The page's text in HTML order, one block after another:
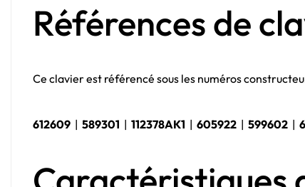
Références de
Ce clavier est référencé sous les numéros
612609 | 589301 | 112378AK1 | 605922 | 599602 |